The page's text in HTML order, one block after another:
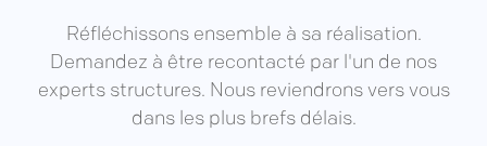
Réfléchissons ensemble à sa réalisation.
Demandez à être recontacté par l'un de nos
experts structures. Nous reviendrons vers vous
dans les plus brefs délais.